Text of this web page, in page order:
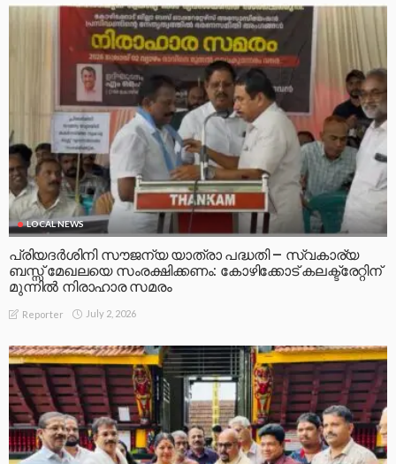
LOCAL NEWS
പ്രിയദർശിനി സൗജന്യ യാത്രാ പദ്ധതി – സ്വകാര്യ
ബസ്സ് മേഖലയെ സംരക്ഷിക്കണം: കോഴിക്കോട് കലക്ട്രേറ്റിന്
മുന്നിൽ നിരാഹാര സമരം
Reporter July 2, 2026